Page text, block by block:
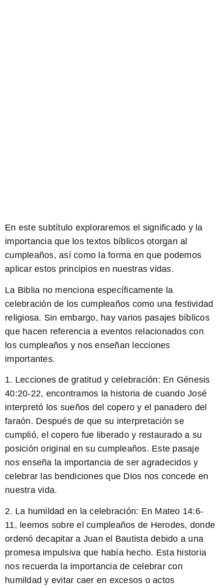
En este subtítulo exploraremos el significado y la
importancia que los textos bíblicos otorgan al
cumpleaños, así como la forma en que podemos
aplicar estos principios en nuestras vidas.
La Biblia no menciona específicamente la
celebración de los cumpleaños como una festividad
religiosa. Sin embargo, hay varios pasajes bíblicos
que hacen referencia a eventos relacionados con
los cumpleaños y nos enseñan lecciones
importantes.
1. Lecciones de gratitud y celebración: En Génesis
40:20-22, encontramos la historia de cuando José
interpretó los sueños del copero y el panadero del
faraón. Después de que su interpretación se
cumplió, el copero fue liberado y restaurado a su
posición original en su cumpleaños. Este pasaje
nos enseña la importancia de ser agradecidos y
celebrar las bendiciones que Dios nos concede en
nuestra vida.
2. La humildad en la celebración: En Mateo 14:6-
11, leemos sobre el cumpleaños de Herodes, donde
ordenó decapitar a Juan el Bautista debido a una
promesa impulsiva que había hecho. Esta historia
nos recuerda la importancia de celebrar con
humildad y evitar caer en excesos o actos